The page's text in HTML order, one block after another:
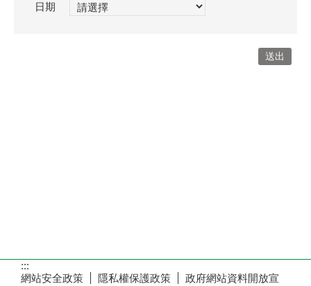
日期
:::
網站安全政策
隱私權保護政策
政府網站資料開放宣